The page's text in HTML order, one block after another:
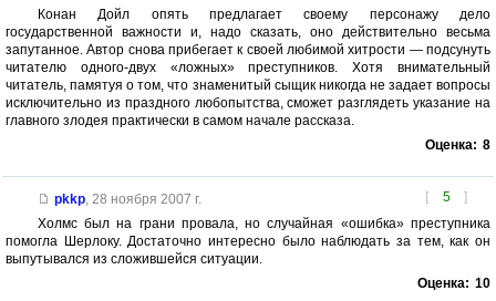
Конан Дойл опять предлагает своему персонажу дело
государственной важности и, надо сказать, оно действительно весьма
запутанное. Автор снова прибегает к своей любимой хитрости — подсунуть
читателю одного-двух «ложных» преступников. Хотя внимательный
читатель, памятуя о том, что знаменитый сыщик никогда не задает вопросы
исключительно из праздного любопытства, сможет разглядеть указание на
главного злодея практически в самом начале рассказа.
Оценка: 8
[ 5 ]
pkkp, 28 ноября 2007 г.
Холмс был на грани провала, но случайная «ошибка» преступника
помогла Шерлоку. Достаточно интересно было наблюдать за тем, как он
выпутывался из сложившейся ситуации.
Оценка: 10